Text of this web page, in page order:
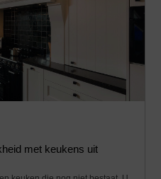
met keukens uit